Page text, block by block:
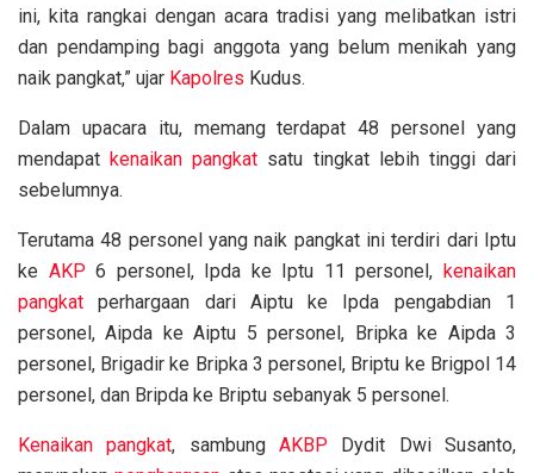
ini, kita rangkai dengan acara tradisi yang melibatkan istri
dan pendamping bagi anggota yang belum menikah yang
naik pangkat,” ujar Kapolres Kudus.
Dalam upacara itu, memang terdapat 48 personel yang
mendapatkenaikan pangkat satu tingkat lebih tinggi dari
sebelumnya.
Terutama 48 personel yang naik pangkat ini terdiri dari Iptu
ke AKP 6 personel, Ipda ke Iptu 11 personel,kenaikan
pangkat perhargaan dari Aiptu ke Ipda pengabdian 1
personel, Aipda ke Aiptu 5 personel, Bripka ke Aipda 3
personel, Brigadir ke Bripka 3 personel, Briptu ke Brigpol 14
personel, dan Bripda ke Briptu sebanyak 5 personel.
Kenaikan pangkat, sambungAKBP Dydit Dwi Susanto,